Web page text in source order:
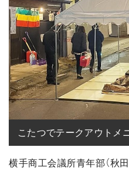
こたつでテークアウトメ
横手商工会議所青年部（秋